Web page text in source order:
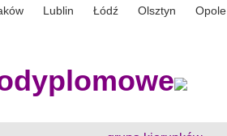
Lublin Łódź Olsztyn Opole